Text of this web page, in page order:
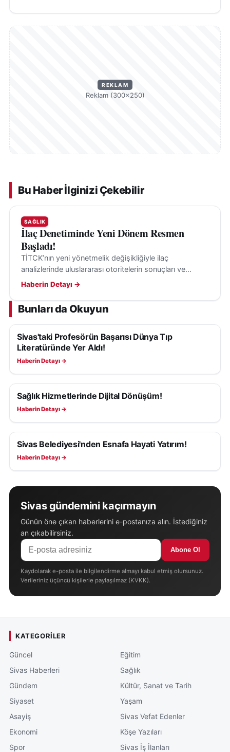
REKLAM
Reklam (300×250)
Bu Haber İlginizi Çekebilir
SAĞLIK
İlaç Denetiminde Yeni Dönem Resmen
Başladı!
TİTCK’nın yeni yönetmelik değişikliğiyle ilaç
analizlerinde uluslararası otoritelerin sonuçları ve
kılavuzları, belirli şartlarla değerlendirmeye alınabilecek.
Haberin Detayı →
Bunları da Okuyun
SAĞLIK
Sivas'taki Profesörün Başarısı Dünya Tıp
Literatüründe Yer Aldı!
Haberin Detayı →
SAĞLIK
Sağlık Hizmetlerinde Dijital Dönüşüm!
Haberin Detayı →
SAĞLIK
Sivas Belediyesi'nden Esnafa Hayati Yatırım!
Haberin Detayı →
Sivas gündemini kaçırmayın
Günün öne çıkan haberlerini e-postanıza alın. İstediğiniz
an çıkabilirsiniz.
Abone Ol
Kaydolarak e-posta ile bilgilendirme almayı kabul etmiş olursunuz.
Verileriniz üçüncü kişilerle paylaşılmaz (KVKK).
KATEGORILER
Güncel
Sivas Haberleri
Gündem
Siyaset
Asayiş
Ekonomi
Spor
Eğitim
Sağlık
Kültür, Sanat ve Tarih
Yaşam
Sivas Vefat Edenler
Köşe Yazıları
Sivas İş İlanları